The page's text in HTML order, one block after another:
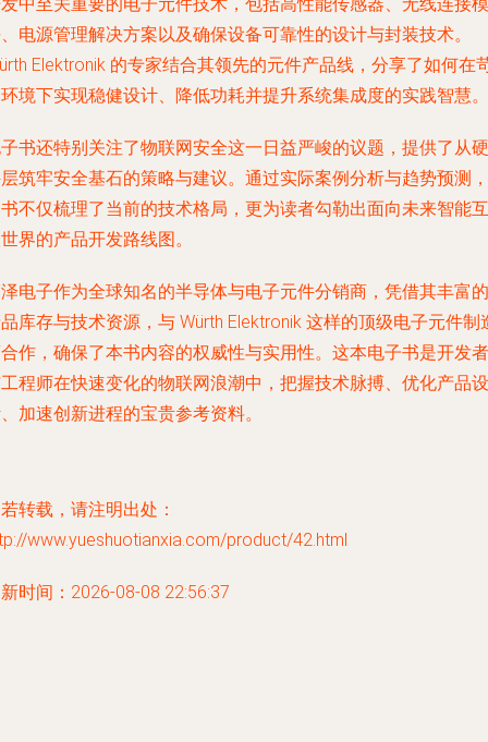
电源管理解决方案以及确保设备可靠性的设计与封装技术。
Elektronik 的专家结合其领先的元件产品线，分享了如何在
境下实现稳健设计、降低功耗并提升系统集成度的实践智慧。
书还特别关注了物联网安全这一日益严峻的议题，提供了从硬
筑牢安全基石的策略与建议。通过实际案例分析与趋势预测，
不仅梳理了当前的技术格局，更为读者勾勒出面向未来智能互
界的产品开发路线图。
电子作为全球知名的半导体与电子元件分销商，凭借其丰富的
库存与技术资源，与 Würth Elektronik 这样的顶级电子元件制
作，确保了本书内容的权威性与实用性。这本电子书是开发者
程师在快速变化的物联网浪潮中，把握技术脉搏、优化产品设
加速创新进程的宝贵参考资料。
转载，请注明出处：
www.yueshuotianxia.com/product/42.html
时间：2026-08-08 22:56:37